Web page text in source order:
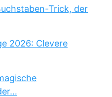
Trick, der
2026: Clevere